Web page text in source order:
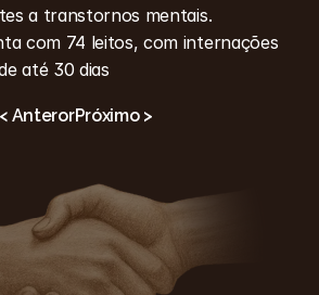
a transtornos mentais.
com 74 leitos, com internações
até 30 dias
< AnterorPróximo >